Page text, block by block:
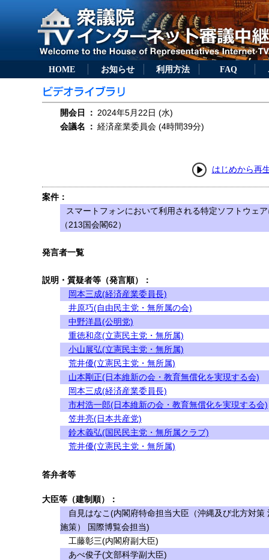
HOME お知らせ 利用方法 FAQ
開会日 ： 2024年5月22日 (水)
会議名
： 経済産業委員会 (4時間39分)
はじめから再
案件：
スマートフォンにおいて利用される特定ソフトウェ
（213国会閣62）
発言者一覧
説明・質疑者等（発言順）：
岡本三成(経済産業委員長)
井原巧(自由民主党・無所属の会)
中野洋昌(公明党)
重徳和彦(立憲民主党・無所属)
小山展弘(立憲民主党・無所属)
荒井優(立憲民主党・無所属)
山本剛正(日本維新の会・教育無償化を実現する会)
岡本三成(経済産業委員長)
市村浩一郎(日本維新の会・教育無償化を実現する会)
笠井亮(日本共産党)
鈴木義弘(国民民主党・無所属クラブ)
荒井優(立憲民主党・無所属)
答弁者等
大臣等（建制順）：
自見はなこ(内閣府特命担当大臣（沖縄及び北方対策
施策） 国際博覧会担当)
工藤彰三(内閣府副大臣)
あべ俊子(文部科学副大臣)